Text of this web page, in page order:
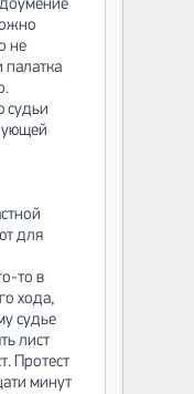
не
палатка
судьи
для
то в
хода,
судье
лист
Протест
минут